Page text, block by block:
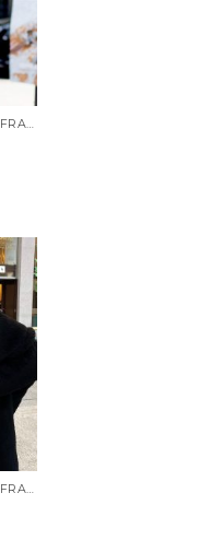
CARDIGAN ETNICO CON FRANGE
CARDIGAN ETNICO CON FRANGE